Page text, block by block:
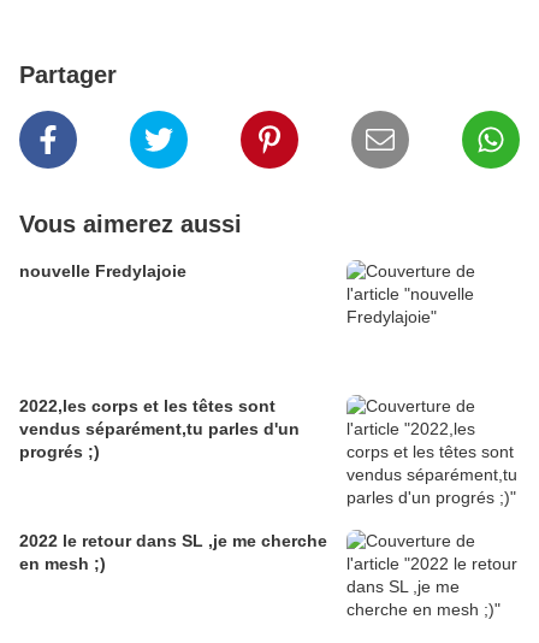
Partager
Vous aimerez aussi
nouvelle Fredylajoie
2022,les corps et les têtes sont
vendus séparément,tu parles d'un
progrés ;)
2022 le retour dans SL ,je me cherche
en mesh ;)